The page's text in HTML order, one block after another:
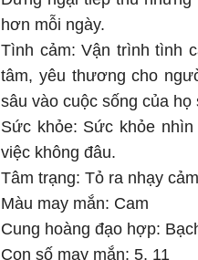
hơn mỗi ngày.
Tình cảm: Vận trình tình
tâm, yêu thương cho
sâu vào cuộc sống của
Sức khỏe: Sức khỏe
việc không đâu.
Tâm trạng: Tỏ ra nhạy
Màu may mắn: Cam
Cung hoàng đạo hợp:
Con số may mắn: 5, 11